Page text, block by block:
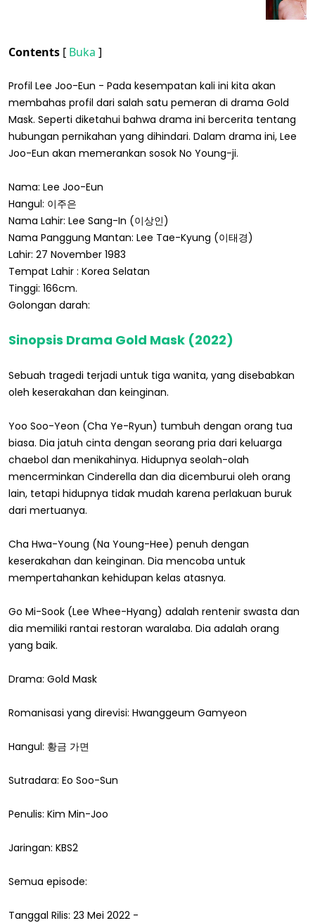
Contents [ Buka ]
Profil Lee Joo-Eun - Pada kesempatan kali ini kita akan
membahas profil dari salah satu pemeran di drama Gold
Mask. Seperti diketahui bahwa drama ini bercerita tentang
hubungan pernikahan yang dihindari. Dalam drama ini, Lee
Joo-Eun akan memerankan sosok No Young-ji.
Nama: Lee Joo-Eun
Hangul: 이주은
Nama Lahir: Lee Sang-In (이상인)
Nama Panggung Mantan: Lee Tae-Kyung (이태경)
Lahir: 27 November 1983
Tempat Lahir : Korea Selatan
Tinggi: 166cm.
Golongan darah:
Sinopsis Drama Gold Mask (2022)
Sebuah tragedi terjadi untuk tiga wanita, yang disebabkan
oleh keserakahan dan keinginan.
Yoo Soo-Yeon (Cha Ye-Ryun) tumbuh dengan orang tua
biasa. Dia jatuh cinta dengan seorang pria dari keluarga
chaebol dan menikahinya. Hidupnya seolah-olah
mencerminkan Cinderella dan dia dicemburui oleh orang
lain, tetapi hidupnya tidak mudah karena perlakuan buruk
dari mertuanya.
Cha Hwa-Young (Na Young-Hee) penuh dengan
keserakahan dan keinginan. Dia mencoba untuk
mempertahankan kehidupan kelas atasnya.
Go Mi-Sook (Lee Whee-Hyang) adalah rentenir swasta dan
dia memiliki rantai restoran waralaba. Dia adalah orang
yang baik.
Drama: Gold Mask
Romanisasi yang direvisi: Hwanggeum Gamyeon
Hangul: 황금 가면
Sutradara: Eo Soo-Sun
Penulis: Kim Min-Joo
Jaringan: KBS2
Semua episode:
Tanggal Rilis: 23 Mei 2022 -